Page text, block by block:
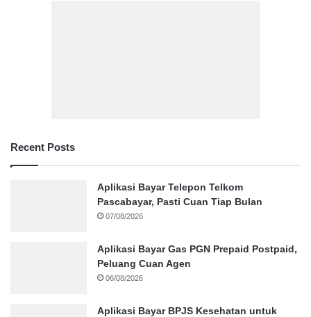
Recent Posts
Aplikasi Bayar Telepon Telkom
Pascabayar, Pasti Cuan Tiap Bulan
07/08/2026
Aplikasi Bayar Gas PGN Prepaid Postpaid,
Peluang Cuan Agen
06/08/2026
Aplikasi Bayar BPJS Kesehatan untuk